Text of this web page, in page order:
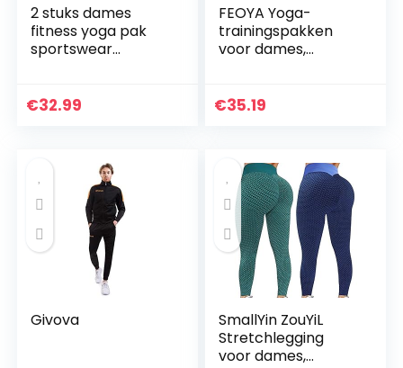
2 stuks dames
fitness yoga pak
sportswear
gym push-up
€32.99
FEOYA Yoga-
trainingspakken
voor dames,
workout, sport,
€35.19
Givova
SmallYin ZouYiL
Stretchlegging
voor dames,